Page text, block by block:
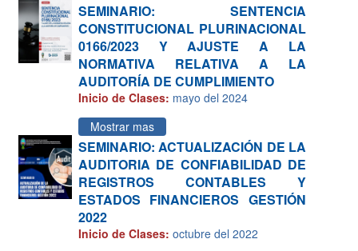
SEMINARIO: SENTENCIA
CONSTITUCIONAL PLURINACIONAL
0166/2023 Y AJUSTE A LA
NORMATIVA RELATIVA A LA
AUDITORÍA DE CUMPLIMIENTO
Inicio de Clases: mayo del 2024
Mostrar mas
SEMINARIO: ACTUALIZACIÓN DE LA
AUDITORIA DE CONFIABILIDAD DE
REGISTROS CONTABLES Y
ESTADOS FINANCIEROS GESTIÓN
2022
Inicio de Clases: octubre del 2022